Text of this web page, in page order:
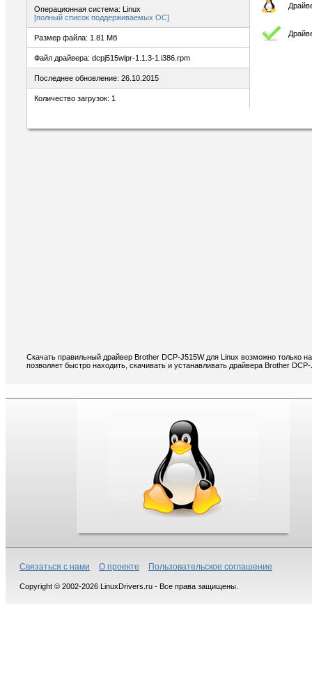
Операционная система: Linux
[полный список поддерживаемых ОС]
Размер файла: 1.81 Мб
Файл драйвера: dcpj515wlpr-1.1.3-1.i386.rpm
Последнее обновление: 26.10.2015
Количество загрузок: 1
Скачать правильный драйвер Brother DCP-J515W для Linux возможно только
позволяет быстро находить, скачивать и устанавливать драйвера Brother
Связаться с нами О проекте Пользовательское соглашение
Copyright © 2002-2026 LinuxDrivers.ru - Все права защищены.